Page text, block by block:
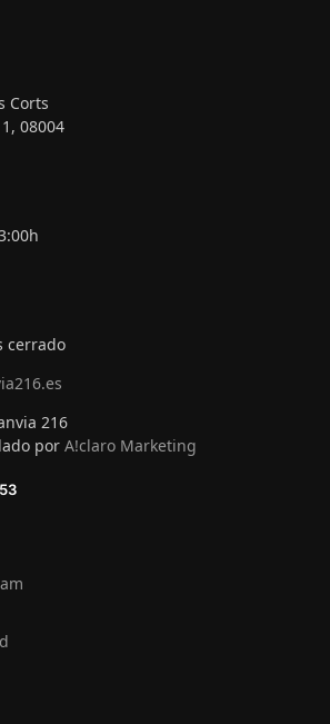
Corts
08004
cerrado
216
por A!claro Marketing